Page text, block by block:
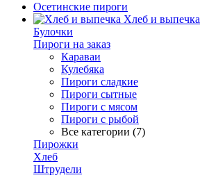
Осетинские пироги
Хлеб и выпечка
Булочки
Пироги на заказ
Караваи
Кулебяка
Пироги сладкие
Пироги сытные
Пироги с мясом
Пироги с рыбой
Все категории (7)
Пирожки
Хлеб
Штрудели